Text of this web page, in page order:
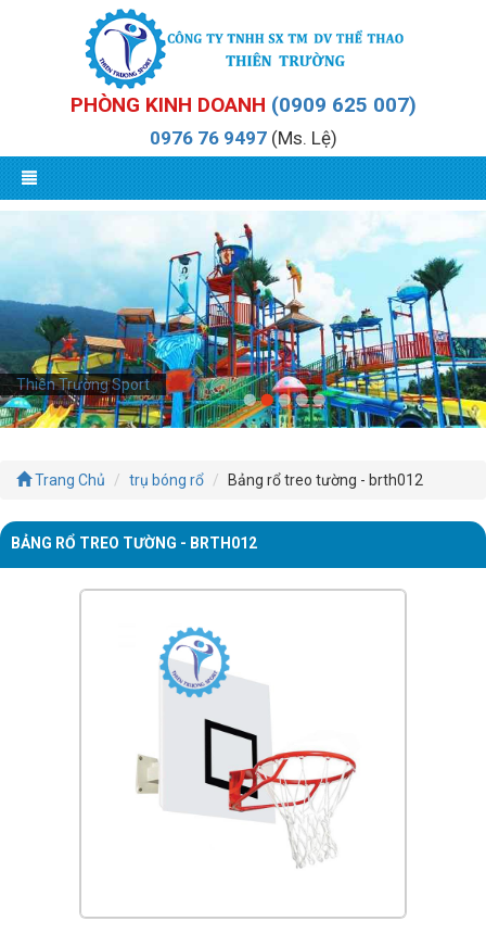
PHÒNG KINH DOANH (0909 625 007)
0976 76 9497(Ms. Lệ)
Thiên Trường Sport
Trang Chủ trụ bóng rổ Bảng rổ treo tường - brth012
BẢNG RỔ TREO TƯỜNG - BRTH012